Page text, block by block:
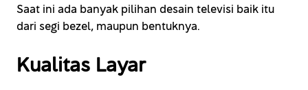
Saat ini ada banyak pilihan desain televisi baik itu
dari segi bezel, maupun bentuknya.
Kualitas Layar